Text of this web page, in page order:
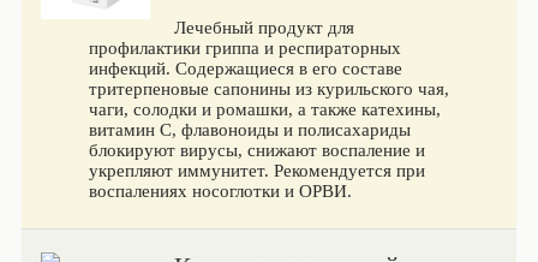
Лечебный продукт для
профилактики гриппа и респираторных
инфекций. Содержащиеся в его составе
тритерпеновые сапонины из курильского чая,
чаги, солодки и ромашки, а также катехины,
витамин С, флавоноиды и полисахариды
блокируют вирусы, снижают воспаление и
укрепляют иммунитет. Рекомендуется при
воспалениях носоглотки и ОРВИ.